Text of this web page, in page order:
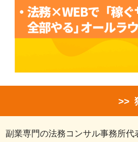
>>
副業専門の法務コンサル事務所代